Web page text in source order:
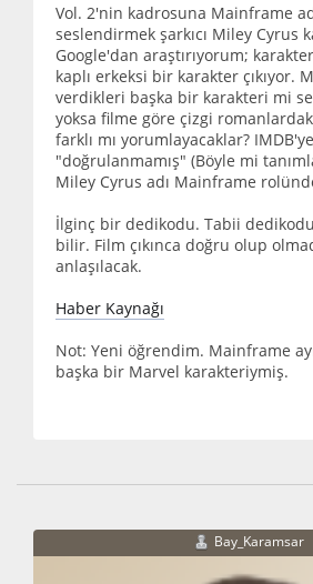
Vol. 2'nin kadrosuna Mainframe
seslendirmek şarkıcı Miley Cyrus
Google'dan araştırıyorum;
kaplı erkeksi bir karakter çıkıyor.
verdikleri başka bir karakteri mi
yoksa filme göre çizgi
farklı mı yorumlayacaklar?
"doğrulanmamış" (Böyle mi
Miley Cyrus adı Mainframe
İlginç bir dedikodu. Tabii
bilir. Film çıkınca doğru olup
anlaşılacak.
Haber Kaynağı
Not: Yeni öğrendim. Mainframe
başka bir Marvel karakteriymiş.
Bay_Karamsar